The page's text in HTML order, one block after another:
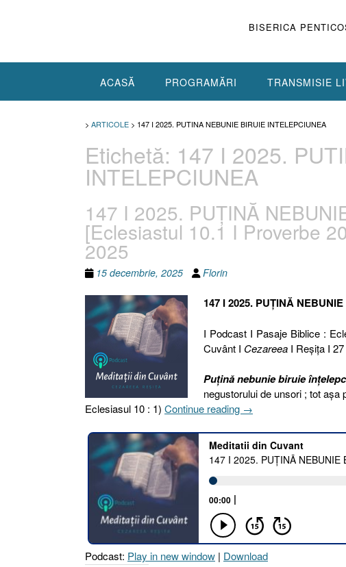
BISERICA
ACASĂ PROGRAMĂRI TRANSMISIE
> ARTICOLE > 147 I 2025. PUTINA NEBUNIE BIRUIE INTELEPCIUNEA
Etichetă: 147 I 2025.
INTELEPCIUNEA
147 I 2025. PUȚINĂ
[Eclesiastul 10.1 I Proverbe
2025
15 decembrie, 2025 Florin
147 I 2025. PUȚINĂ
I Podcast I Pasaje Biblice :
Cuvânt I CezareeaI Reşiţa I 27
Puțină nebunie biruie
negustorului de unsori ; tot aşa
Eclesiasul 10 : 1) Continue reading „147
2025.
PUȚINĂ
NEBUNIE
10.1
I
Proverbe
→
Podcast: Play in new window | Download